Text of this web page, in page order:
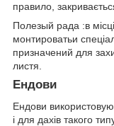
правило,
Полезый рада :в
монтироватьи
призначений для
листя.
Ендови
Ендови
і для дахів такого